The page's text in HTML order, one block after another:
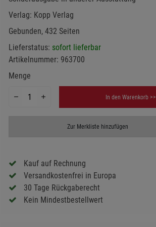
Verlag: Kopp Verlag
Gebunden, 432 Seiten
Lieferstatus: sofort lieferbar
Artikelnummer: 963700
Menge
In den Warenkorb >>
Zur Merkliste hinzufügen
Kauf auf Rechnung
Versandkostenfrei in Europa
30 Tage Rückgaberecht
Kein Mindestbestellwert